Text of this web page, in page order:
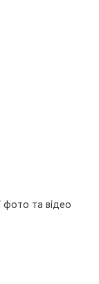
та відео